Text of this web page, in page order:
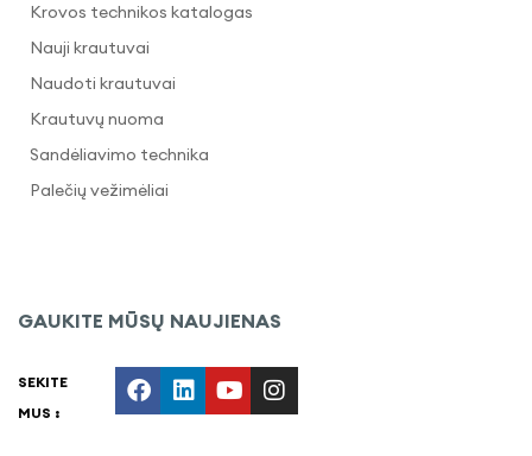
Krovos technikos katalogas
Nauji krautuvai
Naudoti krautuvai
Krautuvų nuoma
Sandėliavimo technika
Palečių vežimėliai
GAUKITE MŪSŲ NAUJIENAS
SEKITE
MUS :